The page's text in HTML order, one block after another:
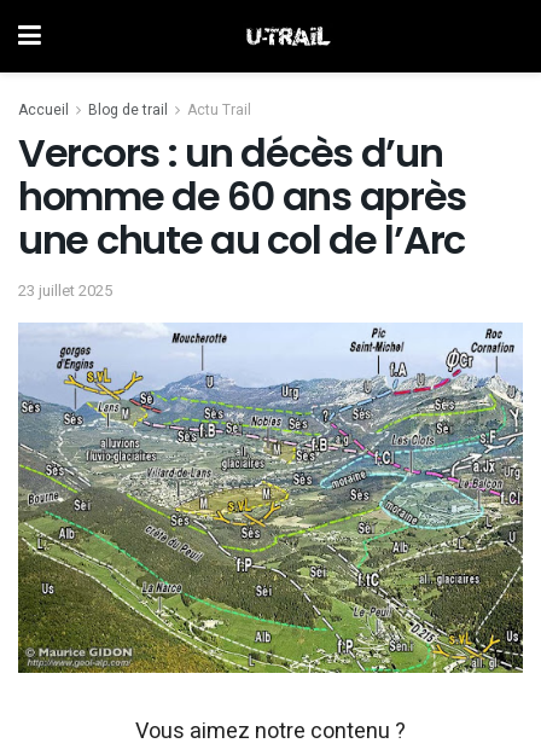
Accueil Blog de trail Actu Trail
Vercors : un décès d’un
homme de 60 ans après
une chute au col de l’Arc
23 juillet 2025
Vous aimez notre contenu ?